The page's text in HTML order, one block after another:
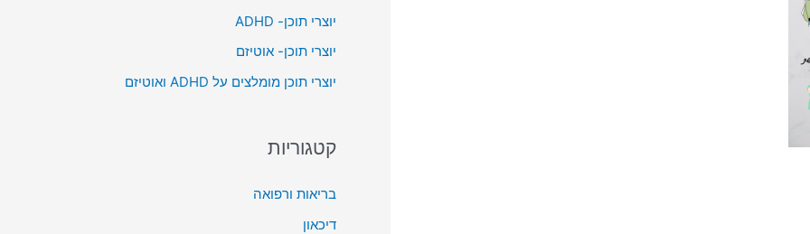
o
:
יוצרי תוכן- ADHD
יוצרי תוכן- אוטיזם
יוצרי תוכן מומלצים על ADHD ואוטיזם
קטגוריות
בריאות ורפואה
דיכאון